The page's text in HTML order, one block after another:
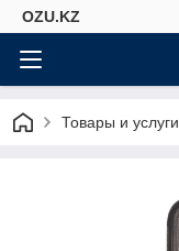
OZU.KZ
Товары и услуги